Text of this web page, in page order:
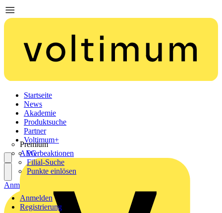
Startseite
News
Akademie
Produktsuche
Partner
Premium
AEG
Voltimum+
Werbeaktionen
Filial-Suche
Punkte einlösen
Anmelden
Registrierung
Anmelden